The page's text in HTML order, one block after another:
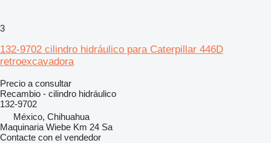
3
132-9702 cilindro hidráulico para Caterpillar 446D
retroexcavadora
Precio a consultar
Recambio - cilindro hidráulico
132-9702
México, Chihuahua
Maquinaria Wiebe Km 24 Sa
Contacte con el vendedor